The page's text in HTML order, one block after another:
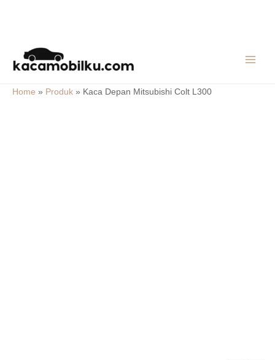
content
Home » Produk » Kaca Depan Mitsubishi Colt L300